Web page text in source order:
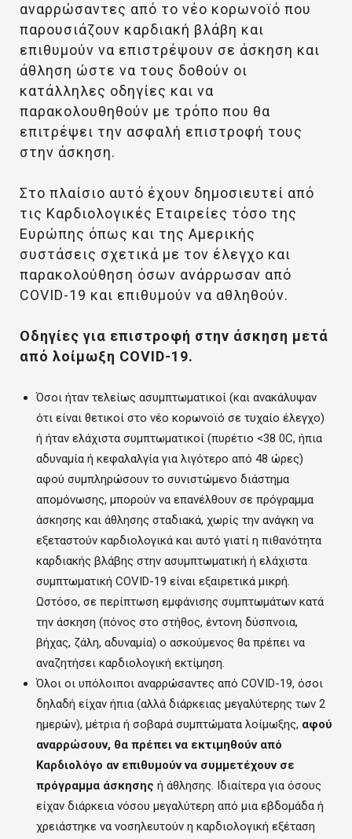
αναρρώσαντες από το νέο κορωνοϊό που
παρουσιάζουν καρδιακή βλάβη και
επιθυμούν να επιστρέψουν σε άσκηση και
άθληση ώστε να τους δοθούν οι
κατάλληλες οδηγίες και να
παρακολουθηθούν με τρόπο που θα
επιτρέψει την ασφαλή επιστροφή τους
στην άσκηση.
Στο πλαίσιο αυτό έχουν δημοσιευτεί από
τις Καρδιολογικές Εταιρείες τόσο της
Ευρώπης όπως και της Αμερικής
συστάσεις σχετικά με τον έλεγχο και
παρακολούθηση όσων ανάρρωσαν από
COVID-19 και επιθυμούν να αθληθούν.
Οδηγίες για επιστροφή στην άσκηση μετά
από λοίμωξη COVID-19.
Όσοι ήταν τελείως ασυμπτωματικοί (και ανακάλυψαν
ότι είναι θετικοί στο νέο κορωνοϊό σε τυχαίο έλεγχο)
ή ήταν ελάχιστα συμπτωματικοί (πυρέτιο <38 0C, ήπια
αδυναμία ή κεφαλαλγία για λιγότερο από 48 ώρες)
αφού συμπληρώσουν το συνιστώμενο διάστημα
απομόνωσης, μπορούν να επανέλθουν σε πρόγραμμα
άσκησης και άθλησης σταδιακά, χωρίς την ανάγκη να
εξεταστούν καρδιολογικά και αυτό γιατί η πιθανότητα
καρδιακής βλάβης στην ασυμπτωματική ή ελάχιστα
συμπτωματική COVID-19 είναι εξαιρετικά μικρή.
Ωστόσο, σε περίπτωση εμφάνισης συμπτωμάτων κατά
την άσκηση (πόνος στο στήθος, έντονη δύσπνοια,
βήχας, ζάλη, αδυναμία) ο ασκούμενος θα πρέπει να
αναζητήσει καρδιολογική εκτίμηση.
Όλοι οι υπόλοιποι αναρρώσαντες από COVID-19, όσοι
δηλαδή είχαν ήπια (αλλά διάρκειας μεγαλύτερης των 2
ημερών), μέτρια ή σοβαρά συμπτώματα λοίμωξης, αφού
αναρρώσουν, θα πρέπει να εκτιμηθούν από
Καρδιολόγο αν επιθυμούν να συμμετέχουν σε
πρόγραμμα άσκησης ή άθλησης. Ιδιαίτερα για όσους
είχαν διάρκεια νόσου μεγαλύτερη από μια εβδομάδα ή
χρειάστηκε να νοσηλευτούν η καρδιολογική εξέταση